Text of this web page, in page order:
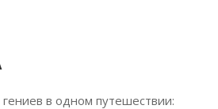
в одном путешествии: